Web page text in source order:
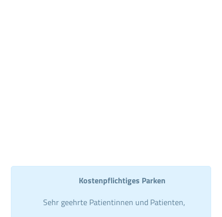
Kostenpflichtiges Parken
Sehr geehrte Patientinnen und Patienten,